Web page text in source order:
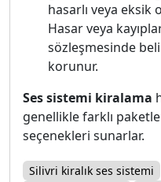
hasarlı veya eksik
Hasar veya
sözleşmesinde
korunur.
Ses sistemi kiralama
genellikle farklı
seçenekleri sunarlar.
Silivri kiralık ses sistemi